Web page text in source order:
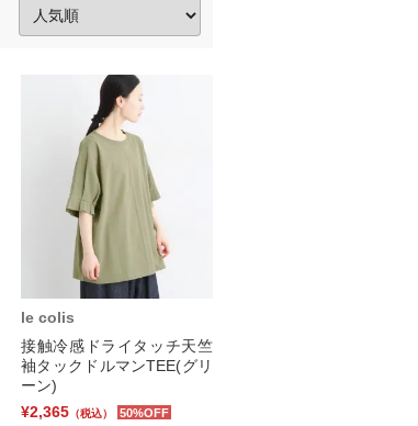
le colis
接触冷感ドライタッチ天竺
袖タックドルマンTEE(グリ
ーン)
¥2,365 （税込） 50%OFF